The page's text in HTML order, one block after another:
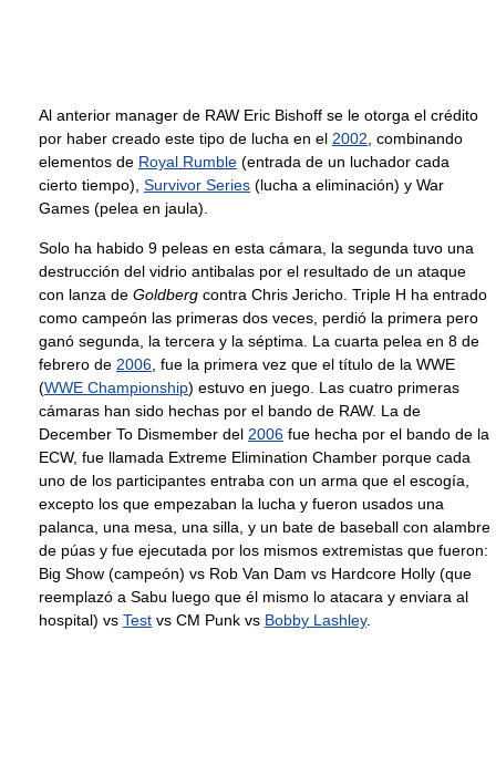
Al anterior manager de RAW Eric Bishoff se le otorga el crédito
por haber creado este tipo de lucha en el 2002 , combinando
elementos de Royal Rumble (entrada de un luchador cada
cierto tiempo), Survivor Series (lucha a eliminación) y War
Games (pelea en jaula).
Solo ha habido 9 peleas en esta cámara, la segunda tuvo una
destrucción del vidrio antibalas por el resultado de un ataque
con lanza de Goldberg contra Chris Jericho. Triple H ha entrado
como campeón las primeras dos veces, perdió la primera pero
ganó segunda, la tercera y la séptima. La cuarta pelea en 8 de
febrero de 2006 , fue la primera vez que el título de la WWE
(WWE Championship) estuvo en juego. Las cuatro primeras
cámaras han sido hechas por el bando de RAW. La de
December To Dismember del 2006 fue hecha por el bando de la
ECW, fue llamada Extreme Elimination Chamber porque cada
uno de los participantes entraba con un arma que el escogía,
excepto los que empezaban la lucha y fueron usados una
palanca, una mesa, una silla, y un bate de baseball con alambre
de púas y fue ejecutada por los mismos extremistas que fueron:
Big Show (campeón) vs Rob Van Dam vs Hardcore Holly (que
reemplazó a Sabu luego que él mismo lo atacara y enviara al
hospital) vs Test vs CM Punk vs Bobby Lashley.